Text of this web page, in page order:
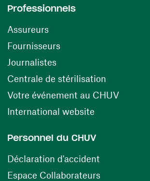
Professionnels
Assureurs
Fournisseurs(ouvre une nouvelle
Journalistes
Centrale de stérilisation (ouvre
Votre événement au CHUV(ouvre
International website
Personnel du CHUV
Déclaration d'accident
Espace Collaborateurs(ouvre une